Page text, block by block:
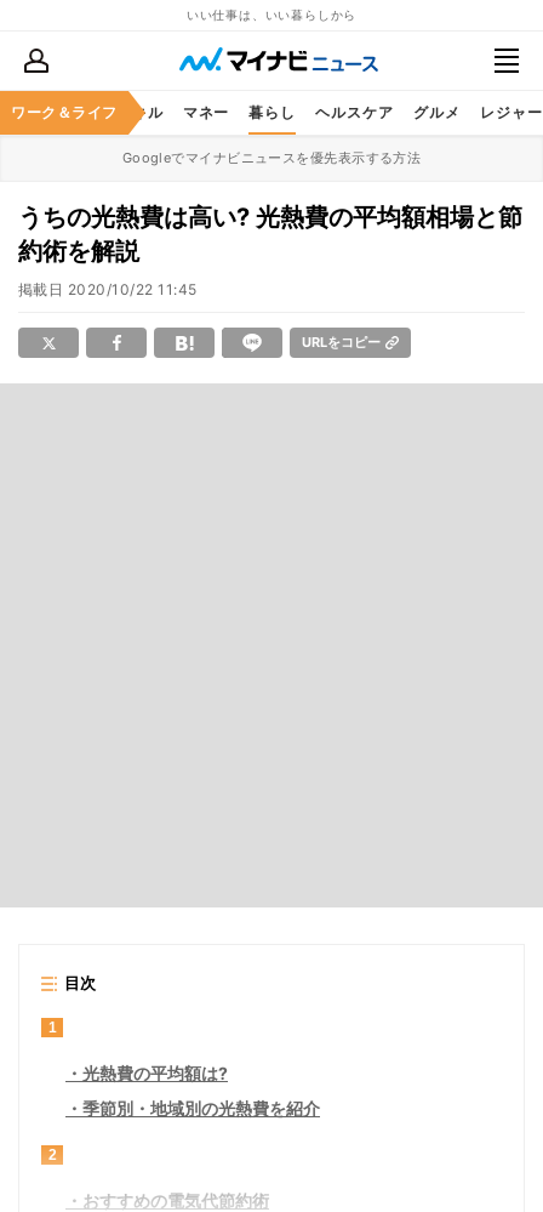
いい仕事は、いい暮らしから
ワーク＆ライフ
ア ビジネススキル マネー 暮らし ヘルスケア グルメ レジャー
Googleでマイナビニュースを優先表示する方法
うちの光熱費は高い? 光熱費の平均額相場と節
約術を解説
掲載日 2020/10/22 11:45
URLをコピー
目次
1
光熱費の平均額は?
季節別・地域別の光熱費を紹介
2
おすすめの電気代節約術